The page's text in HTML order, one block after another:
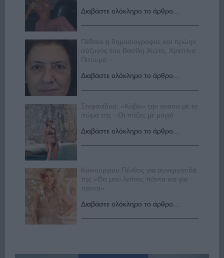
Διαβάστε ολόκληρο το άρθρο...
Πέθανε η δημοσιογράφος και πρώην
σύζυγος του Βασίλη Χιώτη, Χριστίνα
Πιτουρά
Διαβάστε ολόκληρο το άρθρο...
Στεφανίδου: «Κόβει» την ανάσα με το
σώμα της - Οι πόζες με μαγιό
Διαβάστε ολόκληρο το άρθρο...
Καινούργιου:Πένθος για συνεργάτιδά
της «Θα μου λείπεις πάντα και για
πάντα»
Διαβάστε ολόκληρο το άρθρο...